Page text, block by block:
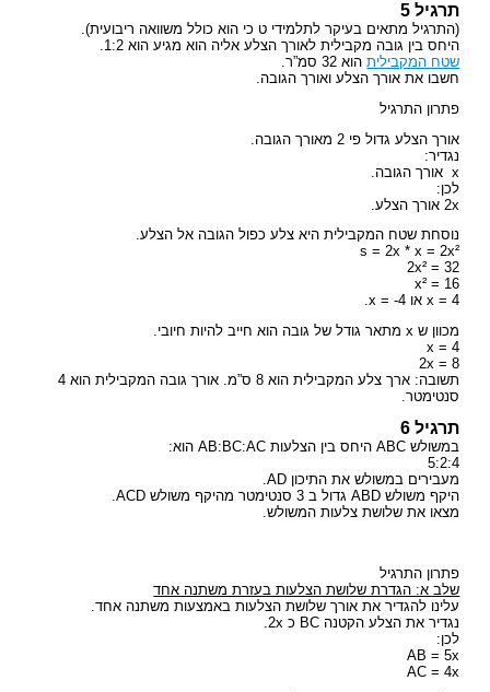
תרגיל 5
(התרגיל מתאים בעיקר לתלמידי ט כי הוא כולל משוואה ריבועית).
היחס בין גובה מקבילית לאורך הצלע אליה הוא מגיע הוא 1:2.
שטח המקביליתהוא 32 סמ”ר.
חשבו את אורך הצלע ואורך הגובה.
פתרון התרגיל
אורך הצלע גדול פי 2 מאורך הגובה.
נגדיר:
x אורך הגובה.
לכן:
2x אורך הצלע.
נוסחת שטח המקבילית היא צלע כפול הגובה אל הצלע.
s = 2x * x = 2x²
2x² = 32
x² = 16
x = 4 או x = -4.
מכוון ש x מתאר גודל של גובה הוא חייב להיות חיובי.
x = 4
2x = 8
תשובה: ארך צלע המקבילית הוא 8 ס”מ. אורך גובה המקבילית הוא 4
סנטימטר.
תרגיל 6
במשולש ABC היחס בין הצלעות AB:BC:AC הוא:
5:2:4
מעבירים במשולש את התיכון AD.
היקף משולש ABD גדול ב 3 סנטימטר מהיקף משולש ACD.
מצאו את שלושת צלעות המשולש.
פתרון התרגיל
שלב א: הגדרת שלושת הצלעות בעזרת משתנה אחד
עלינו להגדיר את אורך שלושת הצלעות באמצעות משתנה אחד.
נגדיר את הצלע הקטנה BC כ 2x.
לכן:
AB = 5x
AC = 4x